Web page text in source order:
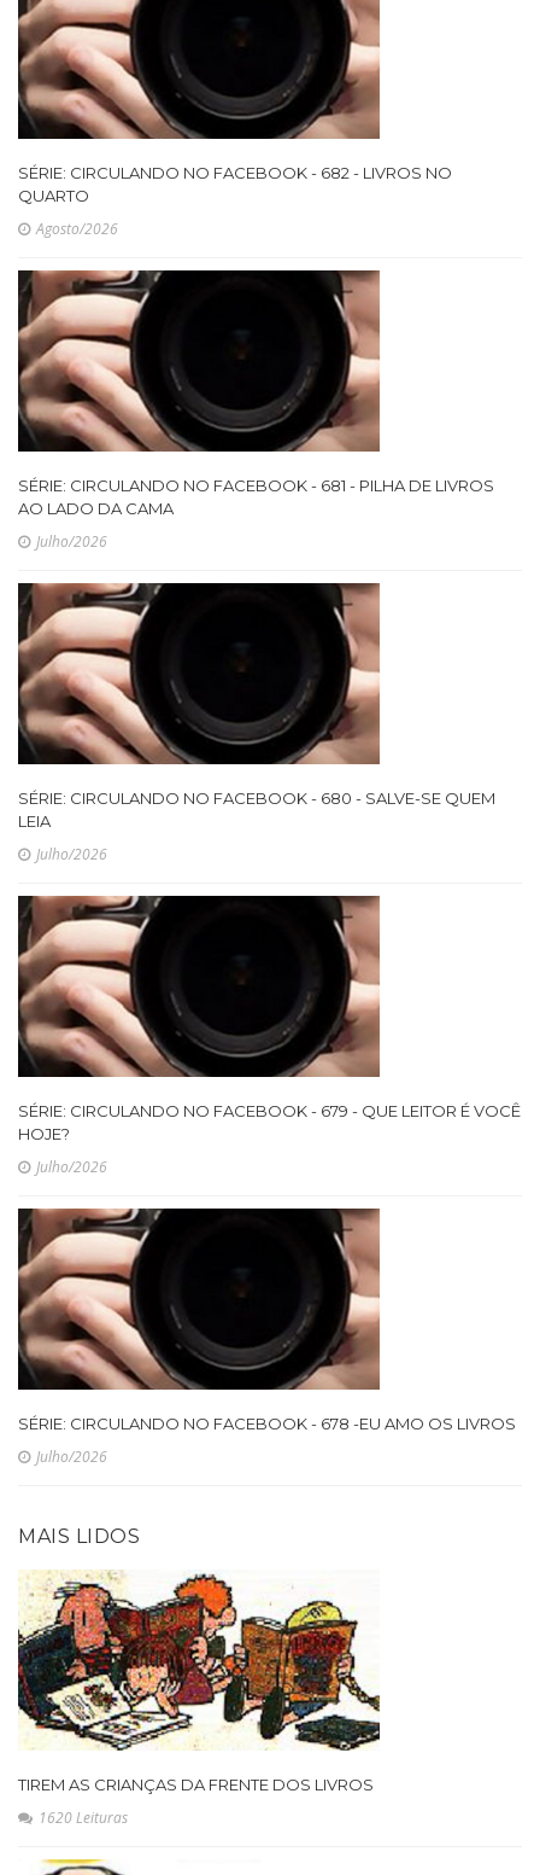
SÉRIE: CIRCULANDO NO FACEBOOK - 682 - LIVROS NO
QUARTO
Agosto/2026
SÉRIE: CIRCULANDO NO FACEBOOK - 681 - PILHA DE LIVROS
AO LADO DA CAMA
Julho/2026
SÉRIE: CIRCULANDO NO FACEBOOK - 680 - SALVE-SE QUEM
LEIA
Julho/2026
SÉRIE: CIRCULANDO NO FACEBOOK - 679 - QUE LEITOR É VOCÊ
HOJE?
Julho/2026
SÉRIE: CIRCULANDO NO FACEBOOK - 678 -EU AMO OS LIVROS
Julho/2026
MAIS LIDOS
TIREM AS CRIANÇAS DA FRENTE DOS LIVROS
1620 Leituras